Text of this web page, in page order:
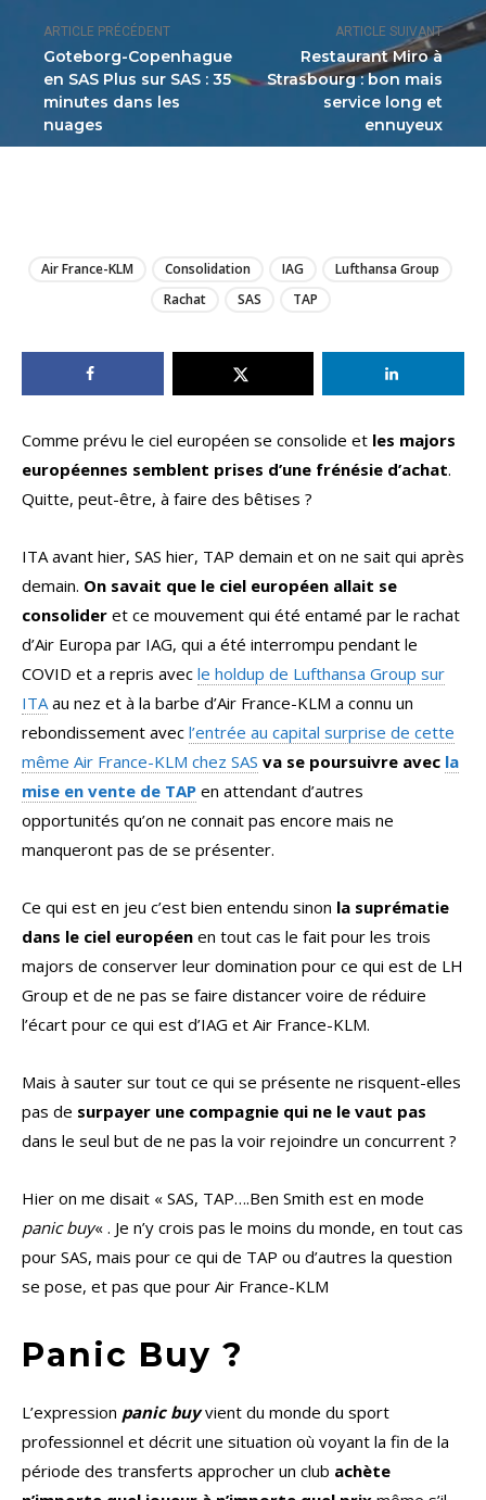
ARTICLE PRÉCÉDENT
Goteborg-Copenhague
en SAS Plus sur SAS : 35
minutes dans les
nuages
ARTICLE SUIVANT
Restaurant Miro à
Strasbourg : bon mais
service long et
ennuyeux
Air France-KLM Consolidation IAG
Lufthansa Group
Rachat
SAS TAP
Comme prévu le ciel européen se consolide et les majors
européennes semblent prises d’une frénésie d’achat.
Quitte, peut-être, à faire des bêtises ?
ITA avant hier, SAS hier, TAP demain et on ne sait qui après
demain. On savait que le ciel européen allait se
consolider et ce mouvement qui été entamé par le rachat
d’Air Europa par IAG, qui a été interrompu pendant le
COVID et a repris avec le holdup de Lufthansa Group sur
ITAau nez et à la barbe d’Air France-KLM a connu un
rebondissement avec l’entrée au capital surprise de cette
même Air France-KLM chez SAS va se poursuivre avec la
mise en vente de TAP en attendant d’autres
opportunités qu’on ne connait pas encore mais ne
manqueront pas de se présenter.
Ce qui est en jeu c’est bien entendu sinon la suprématie
dans le ciel européen en tout cas le fait pour les trois
majors de conserver leur domination pour ce qui est de LH
Group et de ne pas se faire distancer voire de réduire
l’écart pour ce qui est d’IAG et Air France-KLM.
Mais à sauter sur tout ce qui se présente ne risquent-elles
pas de surpayer une compagnie qui ne le vaut pas
dans le seul but de ne pas la voir rejoindre un concurrent ?
Hier on me disait « SAS, TAP….Ben Smith est en mode
panic buy« . Je n’y crois pas le moins du monde, en tout cas
pour SAS, mais pour ce qui de TAP ou d’autres la question
se pose, et pas que pour Air France-KLM
Panic Buy ?
L’expression panic buyvient du monde du sport
professionnel et décrit une situation où voyant la fin de la
période des transferts approcher un club achète